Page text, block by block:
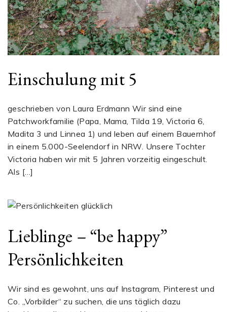
Einschulung mit 5
geschrieben von Laura Erdmann Wir sind eine
Patchworkfamilie (Papa, Mama, Tilda 19, Victoria 6,
Madita 3 und Linnea 1) und leben auf einem Bauernhof
in einem 5.000-Seelendorf in NRW. Unsere Tochter
Victoria haben wir mit 5 Jahren vorzeitig eingeschult.
Als […]
Lieblinge – “be happy”
Persönlichkeiten
Wir sind es gewohnt, uns auf Instagram, Pinterest und
Co. „Vorbilder“ zu suchen, die uns täglich dazu